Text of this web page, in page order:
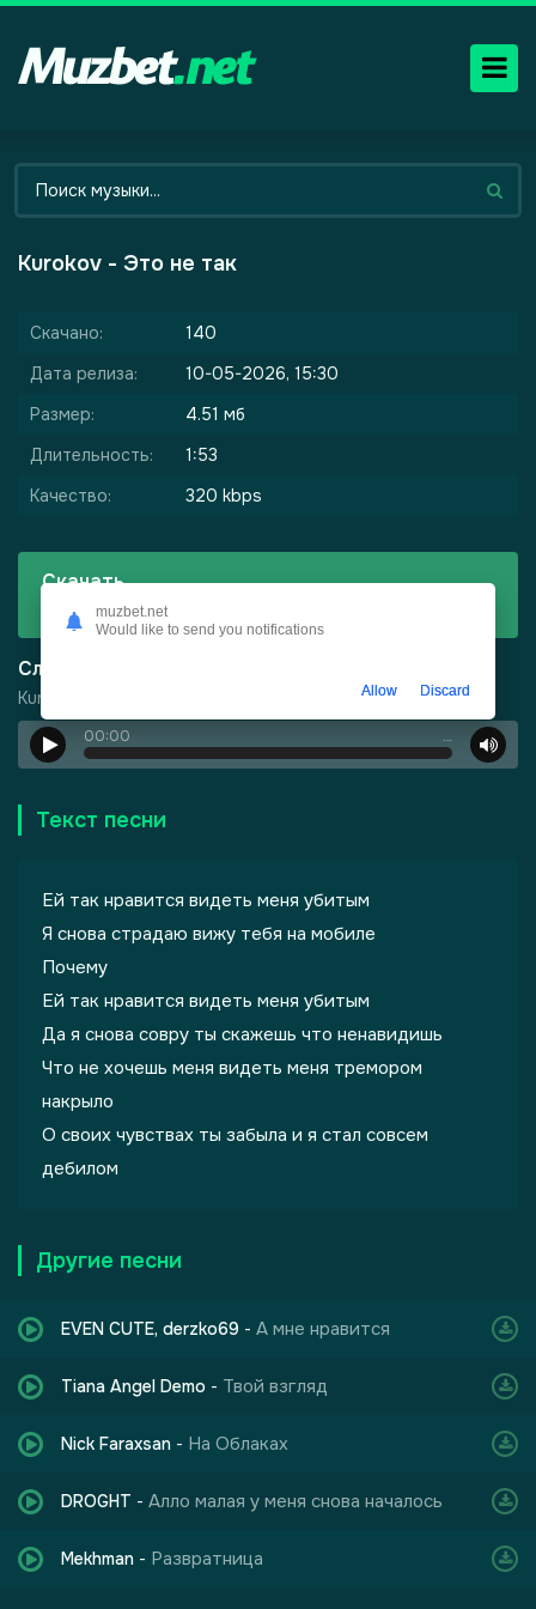
Kurokov - Это не так
Скачано:
140
Дата релиза:
10-05-2026, 15:30
Размер:
4.51 мб
Длительность:
1:53
Качество:
320 kbps
Скачать
Kurokov - Это не так
Слушать
Kurokov - Это не так
00:00 …
Текст песни
Ей так нравится видеть меня убитым
Я снова страдаю вижу тебя на мобиле
Почему
Ей так нравится видеть меня убитым
Да я снова совру ты скажешь что ненавидишь
Что не хочешь меня видеть меня тремором
накрыло
О своих чувствах ты забыла и я стал совсем
дебилом
Другие песни
EVEN CUTE, derzko69 - А мне нравится
Tiana Angel Demo - Твой взгляд
Nick Faraxsan - На Облаках
DROGHT - Алло малая у меня снова началось
Mekhman - Развратница
muzbet.net
Would like to send you notifications
Allow Discard